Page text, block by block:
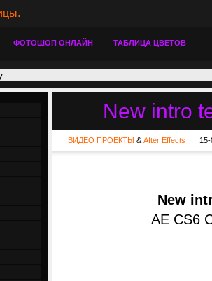
ФОТОШОП ОНЛАЙН ТАБЛИЦА ЦВЕТОВ
New intro
ВИДЕО ПРОЕКТЫ & After Effects
New
AE CS6